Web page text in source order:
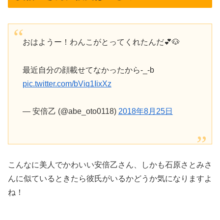
おはようー！わんこがとってくれたんだ💕🐶
最近自分の顔載せてなかったから-_-b
pic.twitter.com/bViq1IixXz
— 安倍乙 (@abe_oto0118) 2018年8月25日
こんなに美人でかわいい安倍乙さん、しかも石原さとみさ
んに似ているときたら彼氏がいるかどうか気になりますよ
ね！